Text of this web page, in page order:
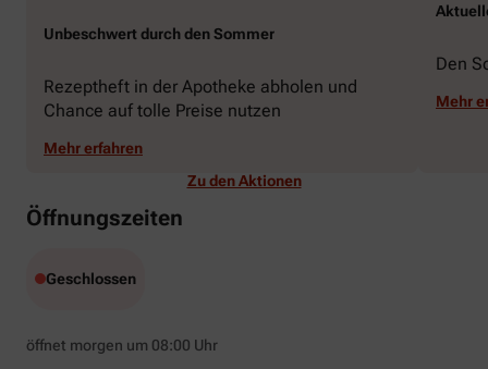
Unbeschwert durch den Sommer
Rezeptheft in der Apotheke abholen und
Chance auf tolle Preise nutzen
Mehr erfahren
Den
Mehr
Zu den Aktionen
Öffnungszeiten
Geschlossen
öffnet morgen um 08:00 Uhr